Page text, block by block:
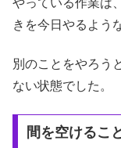
きを今日やるよう
別のことをやろう
ない状態でした。
間を空けるこ